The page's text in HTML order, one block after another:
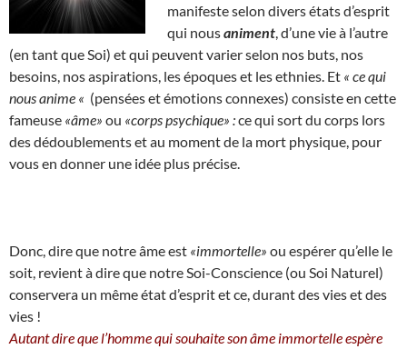
manifeste selon divers états d’esprit
qui nousaniment , d’une vie à l’autre
(en tant que Soi) et qui peuvent varier selon nos buts, nos
besoins, nos aspirations, les époques et les ethnies. Et « ce qui
nous anime « (pensées et émotions connexes) consiste en cette
fameuse «âme» ou «corps psychique» :ce qui sort du corps lors
des dédoublements et au moment de la mort physique, pour
vous en donner une idée plus précise.
Donc, dire que notre âme est «immortelle» ou espérer qu’elle le
soit, revient à dire que notre Soi-Conscience (ou Soi Naturel)
conservera un même état d’esprit et ce, durant des vies et des
vies !
Autant dire que l’homme qui souhaite son âme immortelle espère